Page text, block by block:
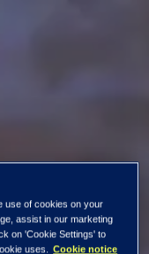
use of cookies on your
assist in our marketing
on 'Cookie Settings' to
uses. Cookie notice